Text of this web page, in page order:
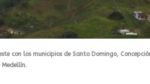
con los municipios de Santo Domingo,